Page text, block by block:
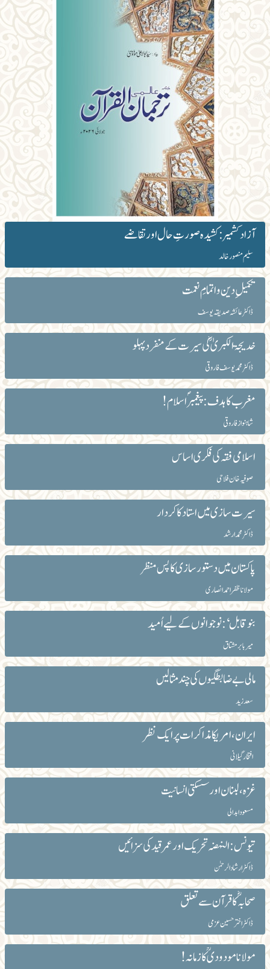
آزاد کشمیر: کشیدہ صورتِ حال اور تقاضے
سلیم منصور خالد
تکمیلِ دین و اتمامِ نعمت
ڈاکٹر عائشہ صدیقہ یوسف
خدیجۃ الکبریٰؓ کی سیرت کے منفرد پہلو
ڈاکٹر محمد یوسف فاروقی
مغرب کا ہدف: پیغمبر ؐ اسلام!
شاہنواز فاروقی
اسلامی فقہ کی فکری اساس
صوفیہ خان فلاحی
سیرت سازی میں استاد کا کردار
ڈاکٹر محمد ارشد
پاکستان میں دستور سازی کا پس منظر
مولانا ظفر احمد انصاری
بنو قابل‘: نوجوانوں کے لیے اُمید
میربابر مشتاق
مالی بے ضابطگیوں کی چند مثالیں
سعد زید
ایران، امریکا مذاکرات پر ایک نظر
افتخار گیلانی
غزہ، لبنان اور سسکتی انسانیت
مسعود ابدالی
تیونس: النہضہ تحریک اور عمر قید کی سزائیں
ڈاکٹر ارشاد الرحمٰن
صحابہؓ کاقرآن سے تعلق
ڈاکٹر اختر حسین عزمی
مولانا مودودیؒ کا زمانہ!